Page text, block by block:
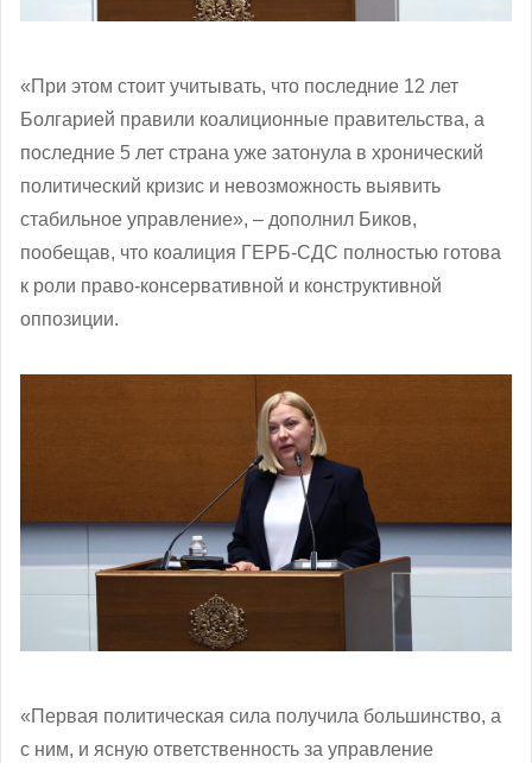
«При этом стоит учитывать, что последние 12 лет
Болгарией правили коалиционные правительства, а
последние 5 лет страна уже затонула в хронический
политический кризис и невозможность выявить
стабильное управление», – дополнил Биков,
пообещав, что коалиция ГЕРБ-СДС полностью готова
к роли право-консервативной и конструктивной
оппозиции.
«Первая политическая сила получила большинство, а
с ним, и ясную ответственность за управление